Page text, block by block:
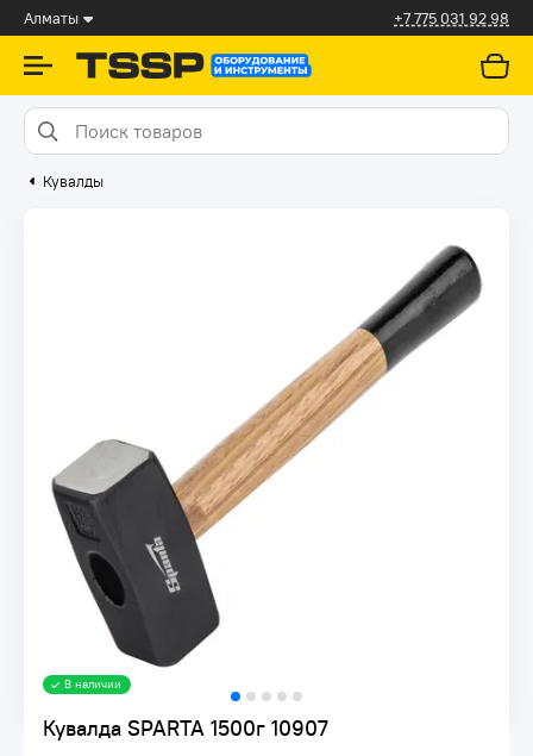
Алматы +7 775 031 92 98
Кувалды
Кувалда SPARTA 1500г 10907
В наличии